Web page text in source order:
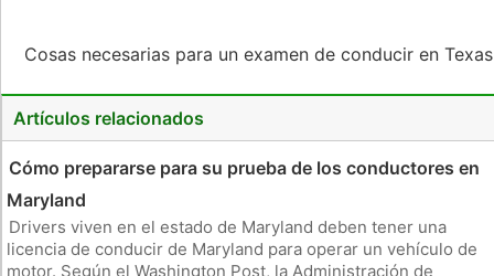
Cosas necesarias para un examen de conducir en
Artículos relacionados
Cómo prepararse para su prueba de los conductores en
Maryland
Drivers viven en el estado de Maryland deben tener una
licencia de conducir de Maryland para operar un vehículo de
motor. Según el Washington Post, la Administración de